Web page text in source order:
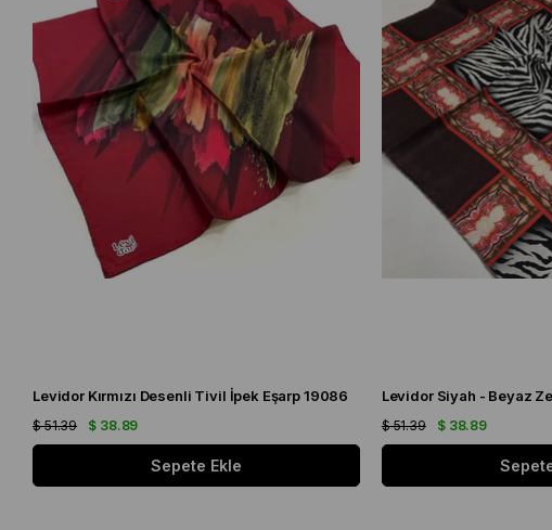
Levidor Kırmızı Desenli Tivil İpek Eşarp 19086
$ 38.89
$ 51.39
Sepete Ekle
$ 38.89
$ 51.39